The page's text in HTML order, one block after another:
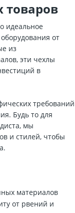
товаров
идеальное
от
из
эти чехлы
в
требований
Будь то для
мы
и стилей, чтобы
материалов
от рвений и